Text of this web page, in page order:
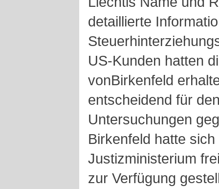
detaillierte
US-Kunden hatten
vonBirkenfeld
entscheidend für
Untersuchungen
Birkenfeld hatte
Justizministerium
zur Verfügung